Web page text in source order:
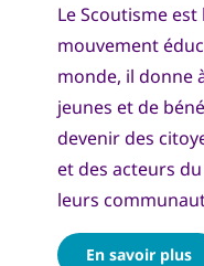
Le Scoutisme
mouvement
monde, il donne
jeunes et de
devenir des
et des acteurs
leurs
En savoir plus